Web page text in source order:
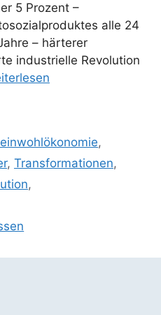
5 Prozent –
alle 24
– härterer
industrielle Revolution
,
, Transformationen,
,